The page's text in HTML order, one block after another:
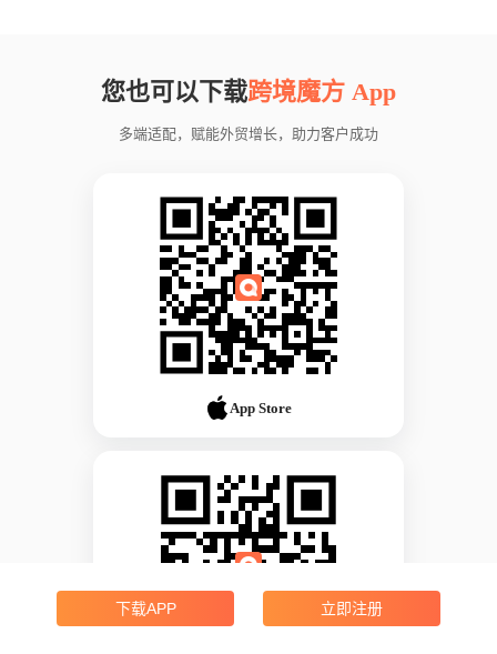
您也可以下载跨境魔方 App
多端适配，赋能外贸增长，助力客户成功
App Store
下载APP 立即注册